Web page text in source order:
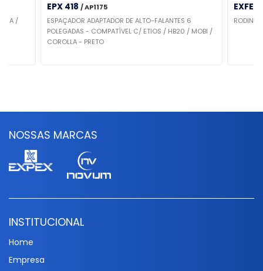
/
EPX 418 / AP1175
ESPAÇADOR ADAPTADOR DE ALTO-FALANTES 6
POLEGADAS - COMPATÍVEL C/ ETIOS / HB20 / MOBI /
COROLLA - PRETO
NOSSAS MARCAS
INSTITUCIONAL
Home
Empresa